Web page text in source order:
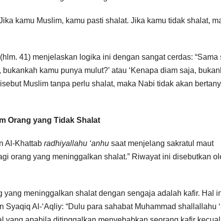
kamu Muslim, kamu pasti shalat. Jika kamu tidak shalat,
41) menjelaskan logika ini dengan sangat cerdas: “Sama
kamu punya mulut?’ atau ‘Kenapa diam saja,
Muslim tanpa perlu shalat, maka Nabi tidak akan
Orang yang Tidak Shalat
Al-Khattab radhiyallahu ‘anhu saat menjelang sakratul maut
orang yang meninggalkan shalat.” Riwayat ini disebutkan
meninggalkan shalat dengan sengaja adalah kafir. Hal
Al-‘Aqliy: “Dulu para sahabat Muhammad shallallahu